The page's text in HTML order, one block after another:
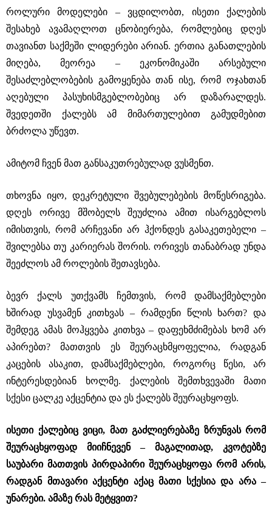
როლური მოდელები ‒ ვცდილობთ, ისეთი ქალების
შესახებ ავამაღლოთ ცნობიერება, რომლებიც დღეს
თავიანთ საქმეში ლიდერები არიან. ერთია განათლების
მიღება, მეორეა ‒ ეკონომიკაში არსებული
შესაძლებლობების გამოყენება თან ისე, რომ ოჯახთან
აღებული პასუხისმგებლობებიც არ დაზარალდეს.
შვედეთში ქალებს ამ მიმართულებით გამუდმებით
ბრძოლა უწევთ.
ამიტომ ჩვენ მათ განსაკუთრებულად ვუსმენთ.
თხოვნა იყო, დეკრეტული შვებულებების მოწესრიგება.
დღეს ორივე მშობელს შეუძლია ამით ისარგებლოს
იმისთვის, რომ არჩევანი არ ჰქონდეს გასაკეთებელი ‒
შვილებსა თუ კარიერას შორის. ორივეს თანაბრად უნდა
შეეძლოს ამ როლების შეთავსება.
ბევრ ქალს უთქვამს ჩემთვის, რომ დამსაქმებლები
ხშირად უსვამენ კითხვას ‒ რამდენი წლის ხართ? და
შემდეგ ამას მოჰყვება კითხვა ‒ დაფეხმძიმებას ხომ არ
აპირებთ? მათთვის ეს შეურაცხმყოფელია, რადგან
კაცების ასაკით, დამსაქმებლები, როგორც წესი, არ
ინტერესდებიან ხოლმე. ქალების შემთხვევაში მათი
სქესი ცალკე აქცენტია და ეს ქალებს შეურაცხყოფს.
ისეთი ქალებიც ვიცი, მათ გაძლიერებაზე ზრუნვას რომ
შეურაცხყოფად მიიჩნევენ ‒ მაგალითად, კვოტებზე
საუბარი მათთვის პირდაპირი შეურაცხყოფა რომ არის,
რადგან მთავარი აქცენტი აქაც მათი სქესია და არა ‒
უნარები. ამაზე რას მეტყვით?